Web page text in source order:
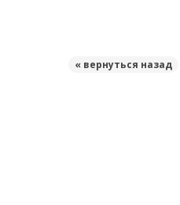
« вернуться назад